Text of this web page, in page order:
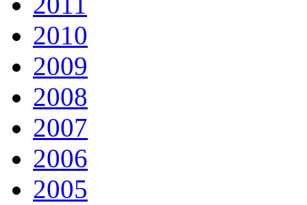
2010
2009
2008
2007
2006
2005